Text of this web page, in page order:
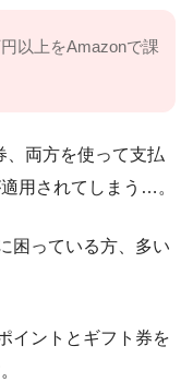
以上をAmazonで課
、両方を使って支払
用されてしまう…。
困っている方、多い
イントとギフト券を